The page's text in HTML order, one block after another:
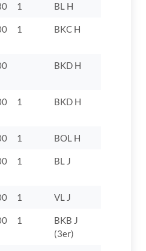
1 BL H
1 BKC H
BKD H
1 BKD H
1 BOL H
1 BL J
1 VL J
1
BKB J
(3er)